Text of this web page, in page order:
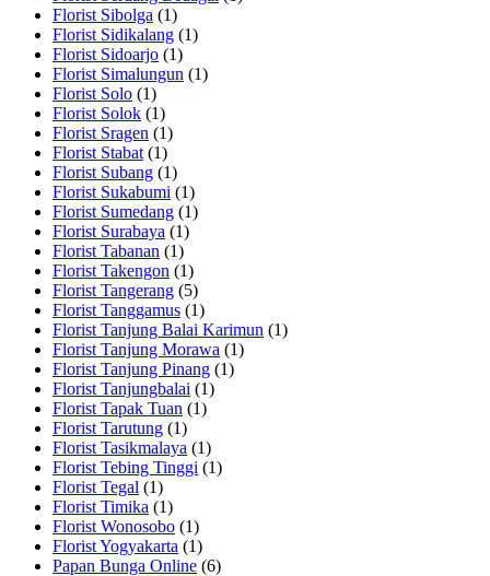
Florist Sibolga (1)
Florist Sidikalang (1)
Florist Sidoarjo (1)
Florist Simalungun (1)
Florist Solo (1)
Florist Solok (1)
Florist Sragen (1)
Florist Stabat (1)
Florist Subang (1)
Florist Sukabumi (1)
Florist Sumedang (1)
Florist Surabaya (1)
Florist Tabanan (1)
Florist Takengon (1)
Florist Tangerang (5)
Florist Tanggamus (1)
Florist Tanjung Balai Karimun (1)
Florist Tanjung Morawa (1)
Florist Tanjung Pinang (1)
Florist Tanjungbalai (1)
Florist Tapak Tuan (1)
Florist Tarutung (1)
Florist Tasikmalaya (1)
Florist Tebing Tinggi (1)
Florist Tegal (1)
Florist Timika (1)
Florist Wonosobo (1)
Florist Yogyakarta (1)
Papan Bunga Online (6)